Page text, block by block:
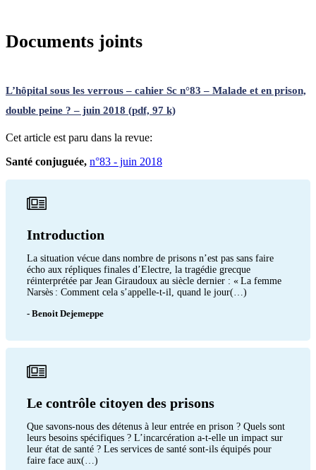
Documents joints
L’hôpital sous les verrous – cahier Sc n°83 – Malade et en prison,
double peine ? – juin 2018 (pdf, 97 k)
Cet article est paru dans la revue:
Santé conjuguée, n°83 - juin 2018
Introduction
La situation vécue dans nombre de prisons n’est pas sans faire
écho aux répliques finales d’Electre, la tragédie grecque
réinterprétée par Jean Giraudoux au siècle dernier : « La femme
Narsès : Comment cela s’appelle-t-il, quand le jour(…)
- Benoit Dejemeppe
Le contrôle citoyen des prisons
Que savons-nous des détenus à leur entrée en prison ? Quels sont
leurs besoins spécifiques ? L’incarcération a-t-elle un impact sur
leur état de santé ? Les services de santé sont-ils équipés pour
faire face aux(…)